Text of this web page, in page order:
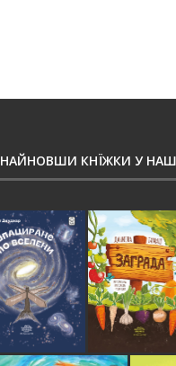
НАЙНОВШИ КНЇЖКИ У